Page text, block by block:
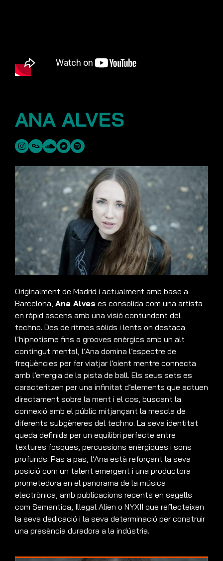
ANA ALVES
Originalment de Madrid i actualment amb base a
Barcelona, Ana Alves es consolida com una artista
en ràpid ascens amb una visió contundent del
techno. Des de ritmes sòlids i lents on destaca
l’hipnotisme fins a grooves enèrgics amb un alt
contingut mental, l’Ana domina l’espectre de
freqüències per fer viatjar l’oient mentre connecta
amb l’energia de la pista de ball. Els seus sets es
caracteritzen per una infinitat d’elements que actuen
directament sobre la ment i el cos, buscant la
connexió amb el públic mitjançant la mescla de
diferents subgèneres del techno. La seva identitat
queda definida per un equilibri perfecte entre
textures fosques, percussions enèrgiques i sons
profunds. Pas a pas, l’Ana està reforçant la seva
posició com un talent emergent i una productora
prometedora en el panorama de la música
electrònica, amb publicacions recents en segells
com Semantica, Illegal Alien o NYXΙΙ que reflecteixen
la seva dedicació i la seva determinació per construir
una presència duradora a la indústria.